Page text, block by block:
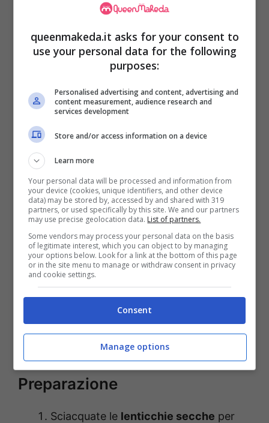
passaggi complicati, quindi è adatta anche a
chi non è un asso in cucina. Ricordatevi solo
di servire la pietanza fumante, in modo che
possa sprigionare al meglio tutti i profumi.
Ingredienti per quattro persone
400 gr di lenticchie secche
1 cipolla bianca
1 gambo di sedano
1 carota
2 cucchiai di olio extra vergine di oliva
4 foglie di alloro
500 gr di brodo vegetale
1 pizzico di sale fino
1 macinata di pepe nero
Preparazione
Sciacquate le lenticchie secche per
queenmakeda.it asks for your consent to
use your personal data for the following
purposes:
Personalised advertising and content, advertising and
content measurement, audience research and
services development
Store and/or access information on a device
Learn more
Your personal data will be processed and information from
your device (cookies, unique identifiers, and other device
data) may be stored by, accessed by and shared with 319
partners, or used specifically by this site. We and our partners
may use precise geolocation data. List of partners.
Some vendors may process your personal data on the basis
of legitimate interest, which you can object to by managing
your options below. Look for a link at the bottom of this page
or in the site menu to manage or withdraw consent in privacy
and cookie settings.
Consent
Manage options